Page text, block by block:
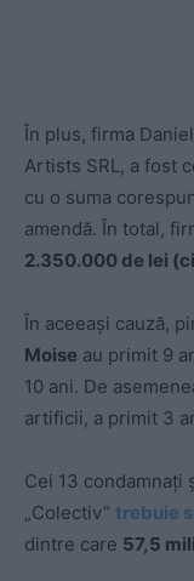
În plus, firma
Artists SRL, a fost
cu o suma
amendă. În total,
2.350.000 de lei
În aceeași cauză,
Moise au primit 9
10 ani. De
artificii, a primit 3
Cei 13 condamnați
„Colectiv” trebuie
dintre care 57,5